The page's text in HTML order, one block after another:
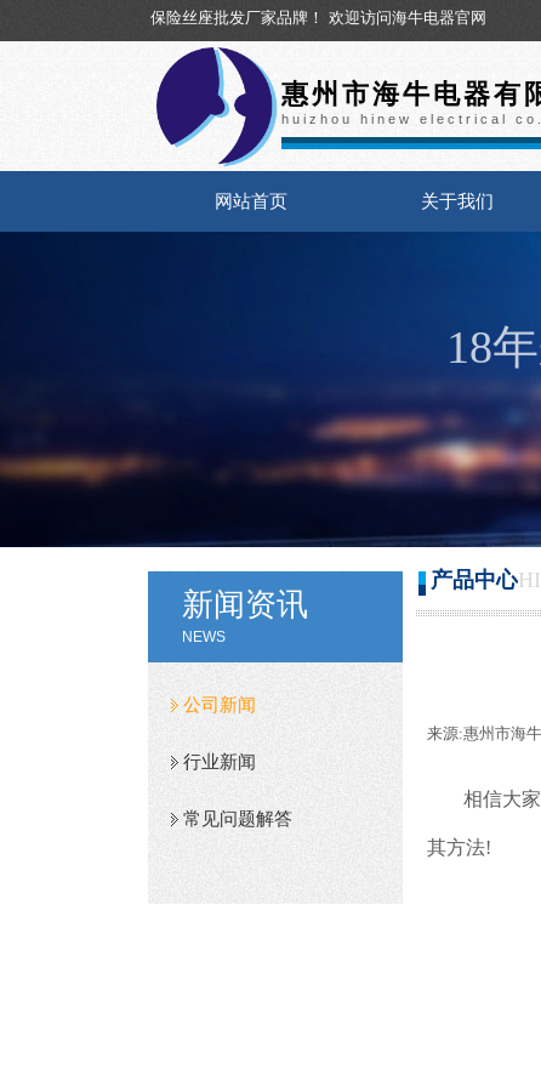
保险丝座批发厂家品牌！ 欢迎访问海牛电器官网
huizhou hinew electrical
惠州市海牛电器有
网站首页 关于我们
18
产品中心
新闻资讯
NEWS
公司新闻
行业新闻
常见问题解答
来源:惠州市海
相信大
其方法!